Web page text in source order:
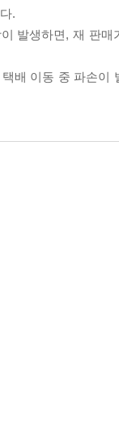
.
발생하면, 재 판매
배 이동 중 파손이